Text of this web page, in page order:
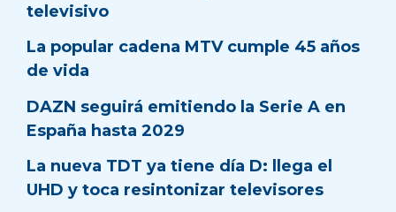
televisivo
La popular cadena MTV cumple 45 años
de vida
DAZN seguirá emitiendo la Serie A en
España hasta 2029
La nueva TDT ya tiene día D: llega el
UHD y toca resintonizar televisores